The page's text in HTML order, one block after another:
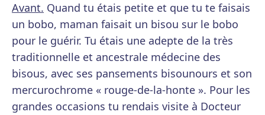
Avant. Quand tu étais petite et que tu te faisais
un bobo, maman faisait un bisou sur le bobo
pour le guérir. Tu étais une adepte de la très
traditionnelle et ancestrale médecine des
bisous, avec ses pansements bisounours et son
mercurochrome « rouge-de-la-honte ». Pour les
grandes occasions tu rendais visite à Docteur